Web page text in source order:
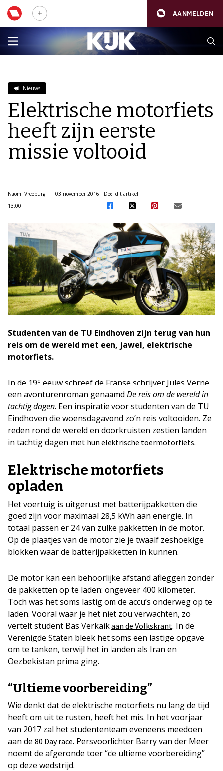
AANMELDEN
Nieuws
Elektrische motorfiets
heeft zijn eerste
missie voltooid
Naomi Vreeburg
03 november 2016
13:00
Deel dit artikel:
Studenten van de TU Eindhoven zijn terug van hun
reis om de wereld met een, jawel, elektrische
motorfiets.
In de 19e eeuw schreef de Franse schrijver Jules Verne
een avonturenroman genaamd De reis om de wereld in
tachtig dagen. Een inspiratie voor studenten van de TU
Eindhoven die woensdagavond zo’n reis voltooiden. Ze
reden rond de wereld en doorkruisten zestien landen
in tachtig dagen met hun elektrische toermotorfiets.
Elektrische motorfiets
opladen
Het voertuig is uitgerust met batterijpakketten die
goed zijn voor maximaal 28,5 kWh aan energie. In
totaal passen er 24 van zulke pakketten in de motor.
Op de plaatjes van de motor zie je twaalf zeshoekige
blokken waar de batterijpakketten in kunnen.
De motor kan een behoorlijke afstand afleggen zonder
de pakketten op te laden: ongeveer 400 kilometer.
Toch was het soms lastig om de accu’s onderweg op te
laden. Vooral waar je het niet zou verwachten, zo
vertelt student Bas Verkaik aan de Volkskrant. In de
Verenigde Staten bleek het soms een lastige opgave
om te tanken, terwijl het in landen als Iran en
Oezbekistan prima ging.
“Ultieme voorbereiding”
Wie denkt dat de elektrische motorfiets nu lang de tijd
heeft om uit te rusten, heeft het mis. In het voorjaar
van 2017 zal het studententeam eveneens meedoen
aan de 80 Day race. Persvoorlichter Barry van der Meer
noemt de afgeronde toer “de ultieme voorbereiding”
op deze wedstrijd.